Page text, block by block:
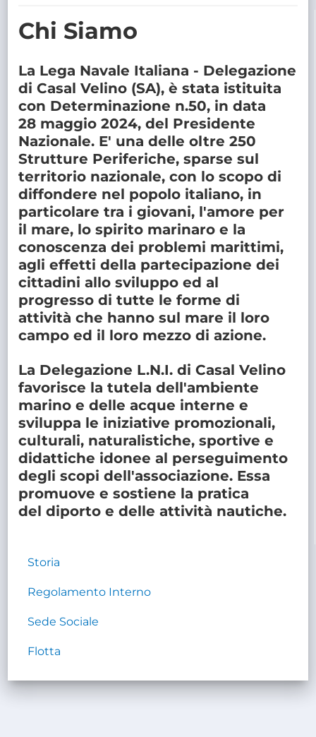
Chi Siamo
La Lega Navale Italiana - Delegazione
di Casal Velino (SA), è stata istituita
con Determinazione n.50, in data
28 maggio 2024, del Presidente
Nazionale. E' una delle oltre 250
Strutture Periferiche, sparse sul
territorio nazionale, con lo scopo di
diffondere nel popolo italiano, in
particolare tra i giovani, l'amore per
il mare, lo spirito marinaro e la
conoscenza dei problemi marittimi,
agli effetti della partecipazione dei
cittadini allo sviluppo ed al
progresso di tutte le forme di
attività che hanno sul mare il loro
campo ed il loro mezzo di azione.
La Delegazione L.N.I. di Casal Velino
favorisce la tutela dell'ambiente
marino e delle acque interne e
sviluppa le iniziative promozionali,
culturali, naturalistiche, sportive e
didattiche idonee al perseguimento
degli scopi dell'associazione. Essa
promuove e sostiene la pratica
deldiporto e delleattività nautiche.
Storia
Regolamento Interno
Sede Sociale
Flotta